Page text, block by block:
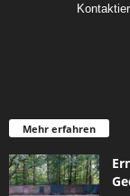
Mehr erfahren